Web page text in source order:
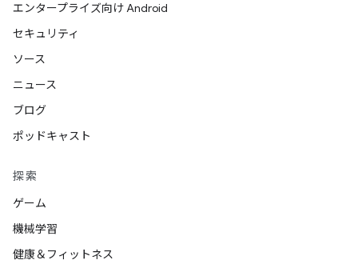
エンタープライズ向け Android
セキュリティ
ソース
ニュース
ブログ
ポッドキャスト
探索
ゲーム
機械学習
健康＆フィットネス